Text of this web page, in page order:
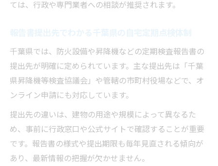
ては、行政や専門業者への相談が推奨されます。
千葉県では、防火設備や昇降機などの定期検査報告書の
提出先が明確に定められています。主な提出先は「千葉
県昇降機等検査協議会」や管轄の市町村役場などで、オ
ンライン申請にも対応しています。
提出先の違いは、建物の用途や規模によって異なるた
め、事前に行政窓口や公式サイトで確認することが重要
です。報告書の様式や提出期限も毎年見直される傾向が
あり、最新情報の把握が欠かせません。